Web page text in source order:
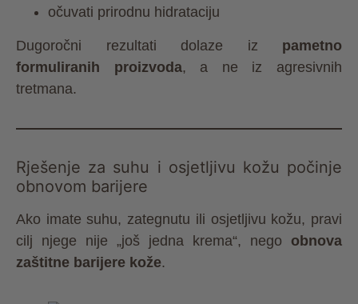
očuvati prirodnu hidrataciju
Dugoročni rezultati dolaze iz pametno
formuliranih proizvoda, a ne iz agresivnih
tretmana.
Rješenje za suhu i osjetljivu kožu počinje
obnovom barijere
Ako imate suhu, zategnutu ili osjetljivu kožu, pravi
cilj njege nije „još jedna krema“, nego obnova
zaštitne barijere kože.